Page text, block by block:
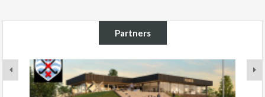
Partners